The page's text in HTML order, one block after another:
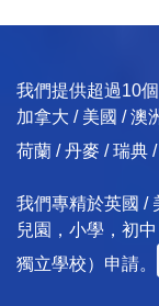
我們提供超過10
加拿大 / 美國 / 澳
荷蘭 / 丹麥 / 瑞典
我們專精於英國 /
兒園，小學，初
獨立學校）申請。